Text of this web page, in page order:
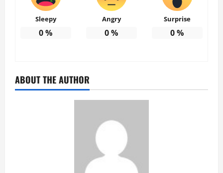
Sleepy
0%
Angry
0%
Surprise
0%
ABOUT THE AUTHOR